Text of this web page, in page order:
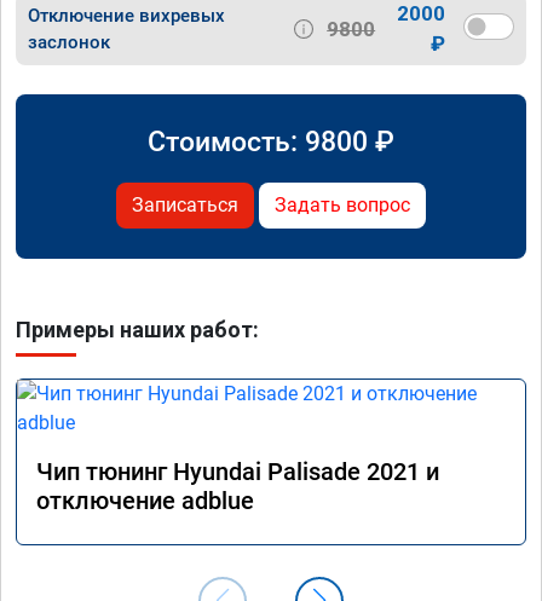
Отключение вихревых
заслонок
9800
2000
₽
Стоимость: 9800 ₽
Записаться Задать вопрос
Примеры наших работ:
Чип тюнинг Hyundai Palisade 2021 и
отключение adblue